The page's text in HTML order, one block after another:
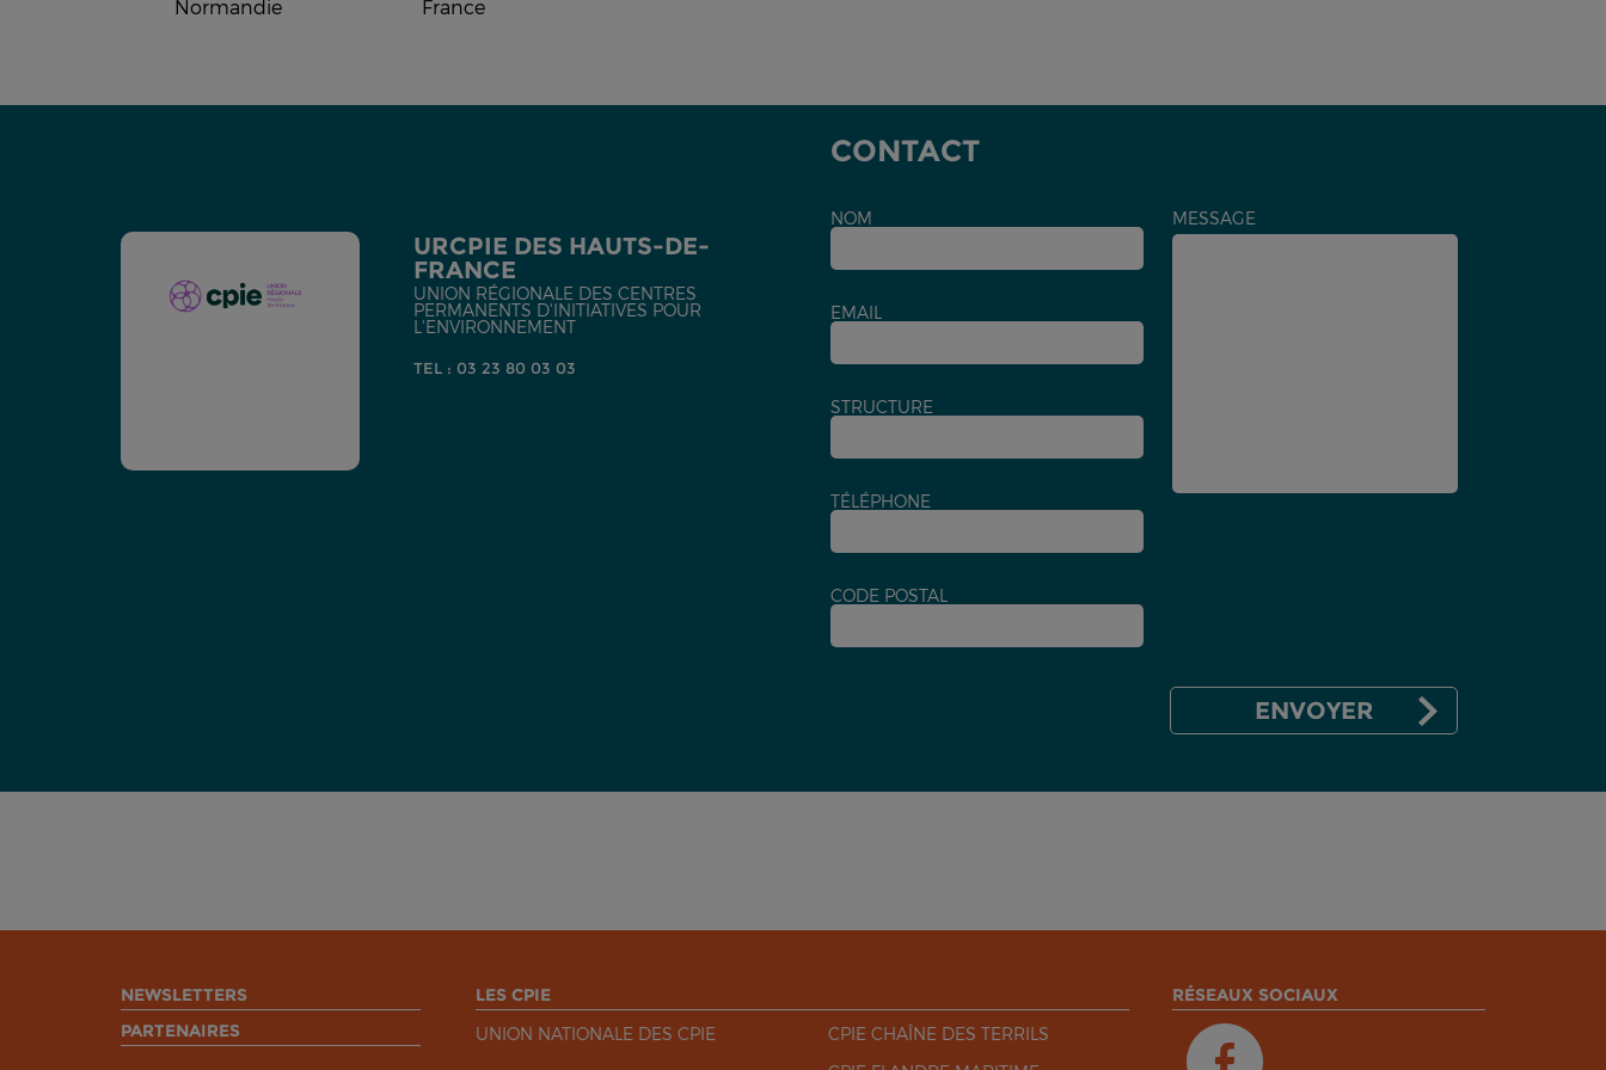
Normandie
France
URCPIE DES HAUTS-DE-
FRANCE
UNION RÉGIONALE DES CENTRES
PERMANENTS D'INITIATIVES POUR
L'ENVIRONNEMENT
TEL : 03 23 80 03 03
CONTACT
NOM
EMAIL
STRUCTURE
TÉLÉPHONE
CODE POSTAL
MESSAGE
NEWSLETTERS
PARTENAIRES
LES CPIE
UNION NATIONALE DES CPIE
CPIE CHAÎNE DES TERRILS
RÉSEAUX SOCIAUX